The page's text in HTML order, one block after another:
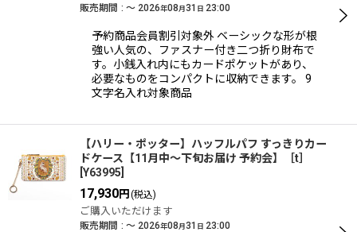
販売期間 : ～ 2026年08月31 日 23:00
予約商品会員割引対象外 ベーシックな形が根
強い人気の、ファスナー付き二つ折り財布で
す。小銭入れ内にもカードポケットがあり、
必要なものをコンパクトに収納できます。 9
文字名入れ対象商品
【ハリー・ポッター】ハッフルパフ すっきりカー
ドケース【11月中〜下旬お届け 予約会】［t］
Y63995
17,930円 (税込)
ご購入いただけます
販売期間 : ～ 2026年08月31 日 23:00